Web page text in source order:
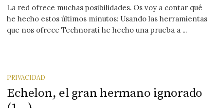
La red ofrece muchas posibilidades. Os voy a contar qué
he hecho estos últimos minutos: Usando las herramientas
que nos ofrece Technorati he hecho una prueba a ...
PRIVACIDAD
Echelon, el gran hermano ignorado